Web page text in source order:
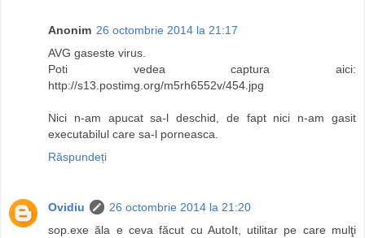
Anonim 26 octombrie 2014 la 21:17
AVG gaseste virus.
Poti vedea captura aici:
http://s13.postimg.org/m5rh6552v/454.jpg
Nici n-am apucat sa-l deschid, de fapt nici n-am gasit
executabilul care sa-l porneasca.
Răspundeți
Ovidiu
26 octombrie 2014 la 21:20
sop.exe ăla e ceva făcut cu AutoIt, utilitar pe care mulţi